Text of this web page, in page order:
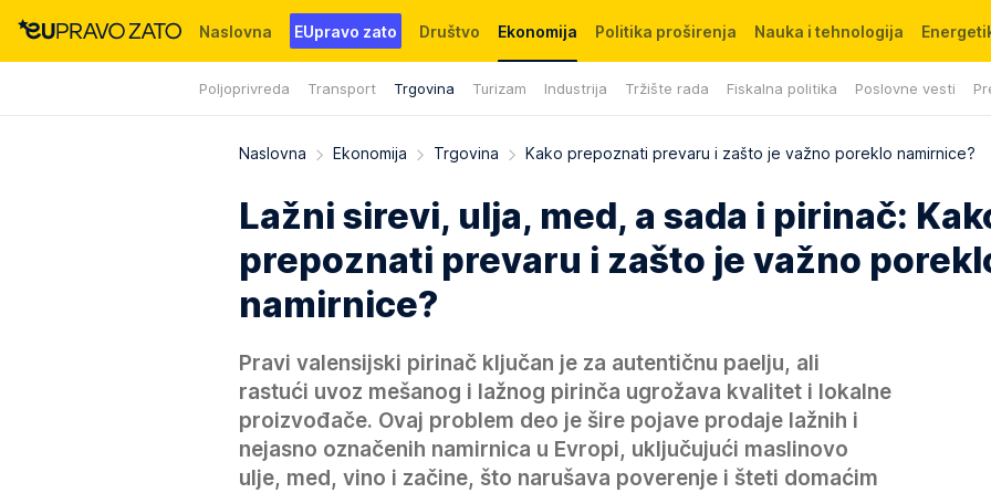
Naslovna EUpravo zato Društvo Ekonomija
Poljoprivreda Transport Trgovina Turizam Industrija Tržište rada Fiskalna politika Poslovne vesti
Politika proširenja Nauka i tehnologija
Događaji News WMG fondacija
Naslovna Ekonomija Trgovina Kako prepoznati prevaru i zašto je važno poreklo namirnice?
Lažni sirevi, ulja, med, a sada i pirinač:
prepoznati prevaru i zašto je važno
namirnice?
Pravi valensijski pirinač ključan je za autentičnu paelju, ali
rastući uvoz mešanog i lažnog pirinča ugrožava kvalitet i lokalne
proizvođače. Ovaj problem deo je šire pojave prodaje lažnih i
nejasno označenih namirnica u Evropi, uključujući maslinovo
ulje, med, vino i začine, što narušava poverenje i šteti domaćim